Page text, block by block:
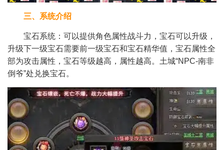
三、系统介绍
宝石系统：可以提供角色属性战斗力，宝石可以升级，
升级下一级宝石需要前一级宝石和宝石精华值，宝石属性全
部为攻击属性，宝石等级越高，属性越高。土城“NPC-南非
倒爷”处兑换宝石。